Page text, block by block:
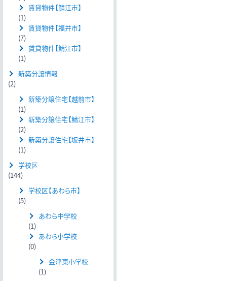
賃貸物件【鯖江市】
(1)
賃貸物件【福井市】
(7)
賃貸物件【鯖江市】
(1)
新築分譲情報
(2)
新築分譲住宅【越前市】
(1)
新築分譲住宅【鯖江市】
(2)
新築分譲住宅【坂井市】
(1)
学校区
(144)
学校区【あわら市】
(5)
あわら中学校
(1)
あわら小学校
(0)
金津東小学校
(1)